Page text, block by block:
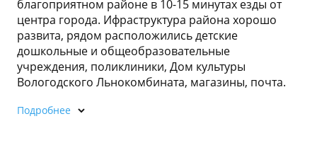
благоприятном районе в 10-15 минутах езды от
центра города. Ифраструктура района хорошо
развита, рядом расположились детские
дошкольные и общеобразовательные
учреждения, поликлиники, Дом культуры
Вологодского Льнокомбината, магазины, почта.
Подробнее